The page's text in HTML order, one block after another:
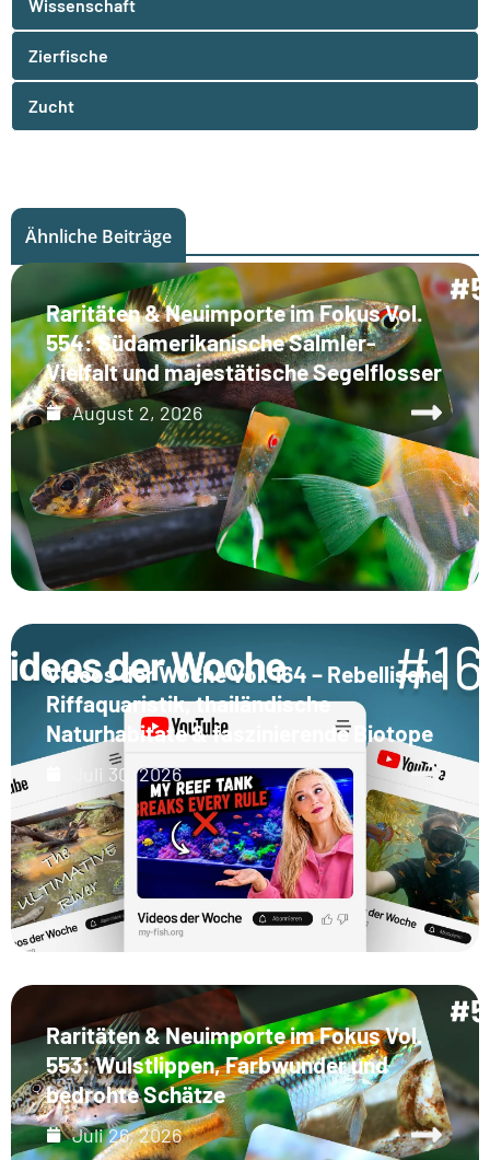
Wissenschaft
Zierfische
Zucht
Ähnliche Beiträge
Raritäten & Neuimporte im Fokus Vol.
554: Südamerikanische Salmler-
Vielfalt und majestätische Segelflosser
August 2, 2026
Videos der Woche Vol. 164 – Rebellische
Riffaquaristik, thailändische
Naturhabitate & faszinierende Biotope
Juli 30, 2026
Raritäten & Neuimporte im Fokus Vol.
553: Wulstlippen, Farbwunder und
bedrohte Schätze
Juli 26, 2026